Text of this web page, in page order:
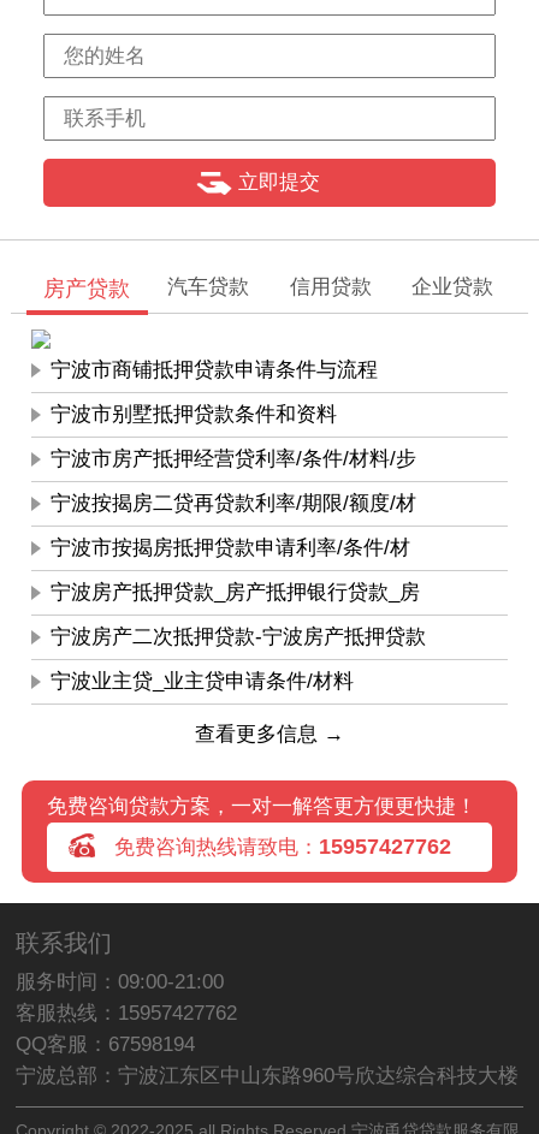
【学生贷款】大学生征信不好对银行授信有影响吗?
房产贷款 汽车贷款 信用贷款 企业贷款
宁波市商铺抵押贷款申请条件与流程
宁波市别墅抵押贷款条件和资料
宁波市房产抵押经营贷利率/条件/材料/步
宁波按揭房二贷再贷款利率/期限/额度/材
宁波市按揭房抵押贷款申请利率/条件/材
宁波房产抵押贷款_房产抵押银行贷款_房
宁波房产二次抵押贷款-宁波房产抵押贷款
宁波业主贷_业主贷申请条件/材料
查看更多信息 →
免费咨询贷款方案，一对一解答更方便更快捷！
免费咨询热线请致电： 15957427762
联系我们
服务时间：09:00-21:00
客服热线：15957427762
QQ客服：67598194
宁波总部：宁波江东区中山东路960号欣达综合科技大楼
Copyright © 2022-2025 all Rights Reserved 宁波甬贷贷款服务有限